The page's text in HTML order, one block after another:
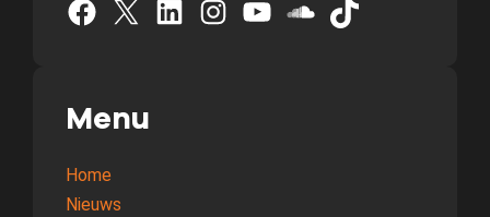
Facebook X LinkedIn Instagram YouTube SoundCloud TikTok
Menu
Home
Nieuws